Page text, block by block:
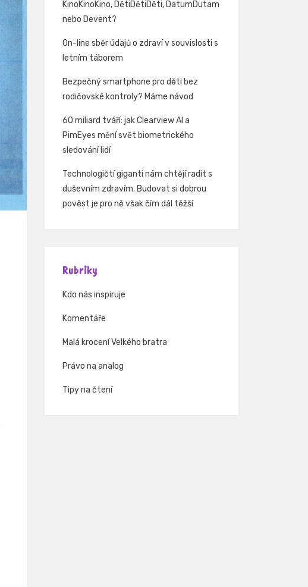
KinoKinoKino, DětiDětiDěti, DatumDutam
nebo Devent?
On-line sběr údajů o zdraví v souvislosti s
letním táborem
Bezpečný smartphone pro děti bez
rodičovské kontroly? Máme návod
60 miliard tváří: jak Clearview AI a
PimEyes mění svět biometrického
sledování lidí
Technologičtí giganti nám chtějí radit s
duševním zdravím. Budovat si dobrou
pověst je pro ně však čím dál těžší
Rubriky
Kdo nás inspiruje
Komentáře
Malá krocení Velkého bratra
Právo na analog
Tipy na čtení